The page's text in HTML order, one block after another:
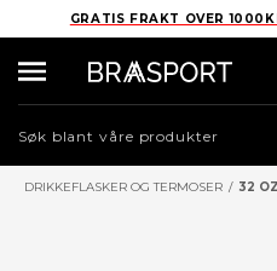
GRATIS FRAKT OVER
DRIKKEFLASKER OG TERMOSER /